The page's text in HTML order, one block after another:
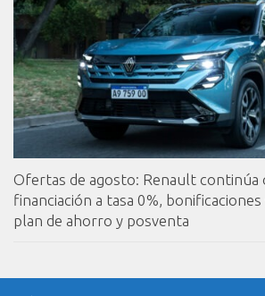
Ofertas de agosto: Renault continúa
financiación a tasa 0%,
plan de ahorro y posventa